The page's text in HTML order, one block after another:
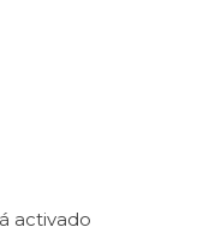
activado